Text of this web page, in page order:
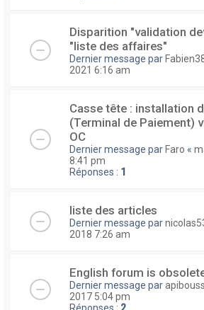
Disparition "validation
"liste des affaires"
Dernier message par
2021 6:16 am
Casse tête : installation
(Terminal de Paiement)
OC
Dernier message parFaro «
8:41 pm
Réponses : 1
liste des articles
Dernier message par
2018 7:26 am
English forum is
Dernier message par
2017 5:04 pm
Réponses : 2